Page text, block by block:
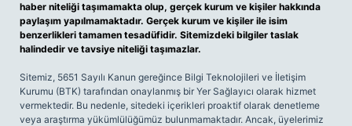
haber niteliği taşımamakta olup, gerçek kurum ve kişiler hakkında
paylaşım yapılmamaktadır. Gerçek kurum ve kişiler ile isim
benzerlikleri tamamen tesadüfidir. Sitemizdeki bilgiler taslak
halindedir ve tavsiye niteliği taşımazlar.
Sitemiz, 5651 Sayılı Kanun gereğince Bilgi Teknolojileri ve İletişim
Kurumu (BTK) tarafından onaylanmış bir Yer Sağlayıcı olarak hizmet
vermektedir. Bu nedenle, sitedeki içerikleri proaktif olarak denetleme
veya araştırma yükümlülüğümüz bulunmamaktadır. Ancak, üyelerimiz